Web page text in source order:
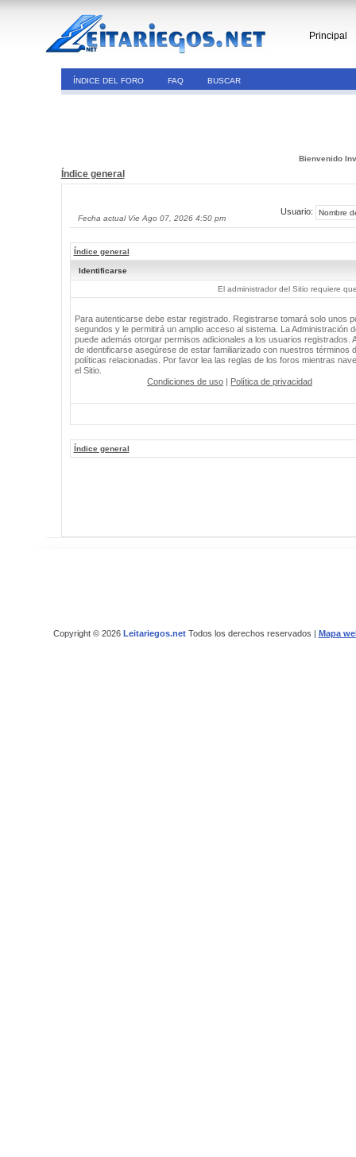
Principal
ÍNDICE DEL FORO FAQ BUSCAR
Bienvenido
Índice general
Fecha actual Vie Ago 07, 2026 4:50 pm
Usuario:
Índice general
Identificarse
El administrador del Sitio requiere
Para autenticarse debe estar registrado. Registrarse tomará solo unos
segundos y le permitirá un amplio acceso al sistema. La Administración
puede además otorgar permisos adicionales a los usuarios registrados.
de identificarse asegúrese de estar familiarizado con nuestros términos
políticas relacionadas. Por favor lea las reglas de los foros mientras
el Sitio.
Condiciones de uso | Política de privacidad
Índice general
Copyright © 2026 Leitariegos.netTodos los derechos reservados | Mapa